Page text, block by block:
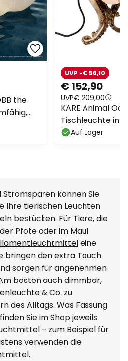
the
€ 152,90
UVP€ 209,00
UVP -€ 56,10
KARE Animal
Tischleuchte in
Auf Lager
Stromsparen können Sie
Ihre tierischen Leuchten
bestücken. Für Tiere, die
Pfote oder im Maul
eine
bringen den extra Touch
sorgen für angenehmen
besten auch dimmbar,
& Co. zu
des Alltags. Was Fassung
Sie im Shop jeweils
– zum Beispiel für
verwenden die